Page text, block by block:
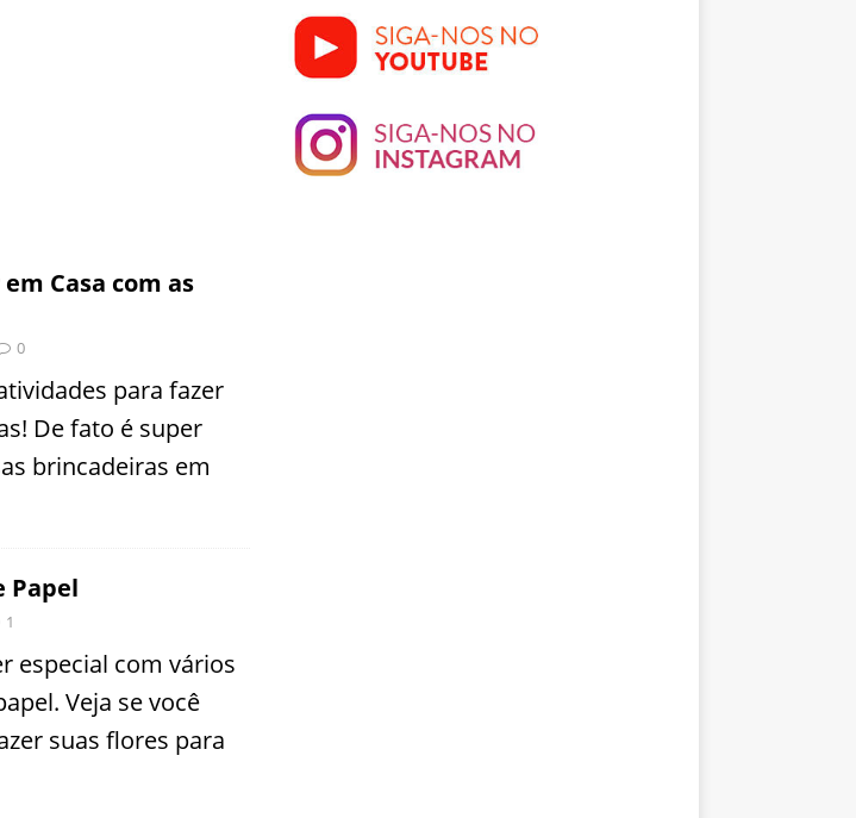
Casa com as
0
para fazer
De fato é super
brincadeiras em
Papel
1
especial com vários
Veja se você
suas flores para